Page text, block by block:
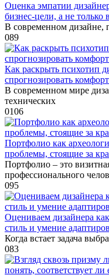
Оценка эмпатии
бизнес-цели, а не только
В современном дизайне,
089
Как раскрыть психотип
спрогнозировать
В современном мире
технических
0106
Портфолио как
проблемы, стоящие за
Портфолио – это
профессионального
095
Оцениваем дизайнера
стиль и умение
Когда встает задача
083